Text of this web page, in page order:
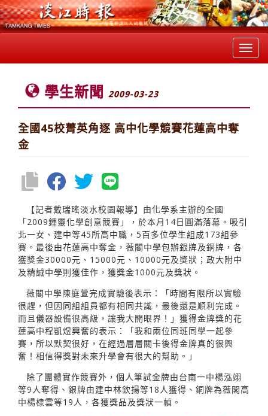
學生新聞 2009-03-23
全國45校菁英角逐 高中化學競賽花蓮高中奪
金
【記者戴瑞瑤淡水校園報導】由化學系主辦的全國
「2009鍾靈化學創意競賽」，於本月14日圓滿落幕。吸引
北一女、建中等45所高中職，5百多位學生組成173組參
賽。最後由花蓮高中奪金，薇閣中學包辦銀牌及銅牌，各
獲獎金30000元、15000元、10000元及獎狀；政大附中
及精誠中學則獲佳作，獲獎金1000元及獎狀。
薇閣中學陳庭萱完成實驗後表示：「時間有限所以實驗
很趕，但因同組組員都有相同共識，最後還是順利完成。
而且儀器設備很高級，讓我大開眼界！」獲得金牌獎的花
蓮高中程凱煜興奮的表示：「我和兩位同班同學一起參
賽，所以默契很好，在經過層層關卡後得金牌真的很興
奮！相信得獎對未來升學會有很大的幫助。」
除了團體實作競賽外，個人筆試金牌由台南一中楊泓翊
等9人奪得、銀牌由建中林欽揚等18人獲得、銅牌為薇閣高
中楊棣雲等19人，各獲獎品及獎狀一幀。